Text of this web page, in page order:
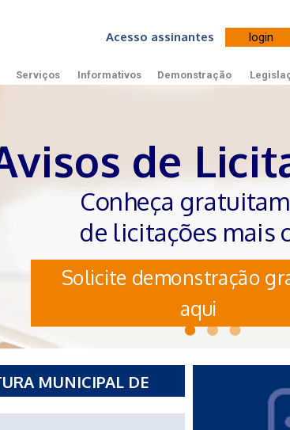
Acesso assinantes
Serviços Informativos Demonstração
de
Conheça
de licitações mais
Solicite demonstração
aqui
MUNICIPAL DE